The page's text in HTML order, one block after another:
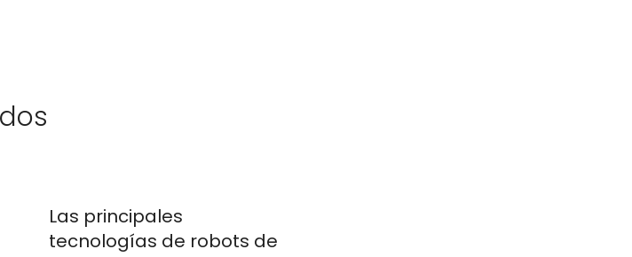
Las principales
tecnologías de robots de